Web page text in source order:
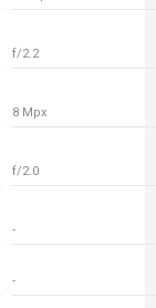
f/2.2
8 Mpx
f/2.0
-
-